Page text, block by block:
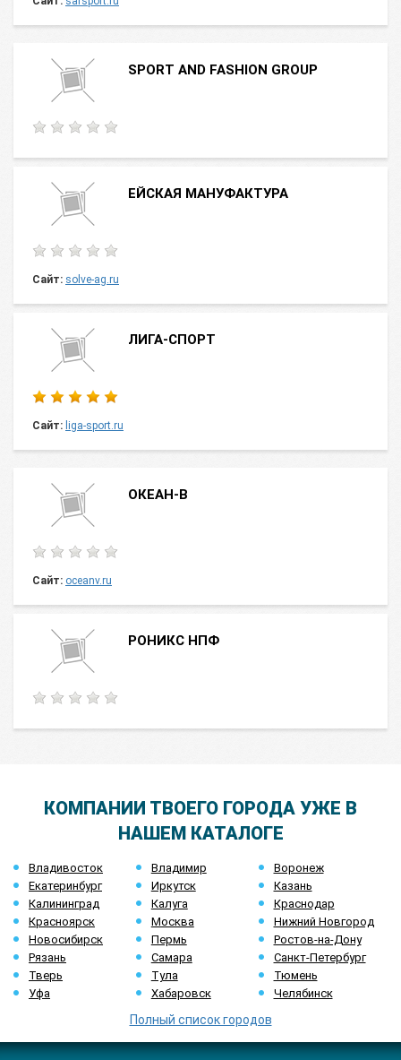
SPORT AND FASHION GROUP
ЕЙСКАЯ МАНУФАКТУРА
Сайт: solve-ag.ru
ЛИГА-СПОРТ
Сайт: liga-sport.ru
ОКЕАН-В
Сайт: oceanv.ru
РОНИКС НПФ
КОМПАНИИ ТВОЕГО ГОРОДА УЖЕ В
НАШЕМ КАТАЛОГЕ
Владивосток Владимир
Воронеж
Екатеринбург
Иркутск
Казань
Калининград
Калуга
Краснодар
Красноярск
Москва
Нижний Новгород
Новосибирск
Пермь
Ростов-на-Дону
Рязань
Самара
Санкт-Петербург
Тверь
Тула
Тюмень
Уфа
Хабаровск Челябинск
Полный список городов